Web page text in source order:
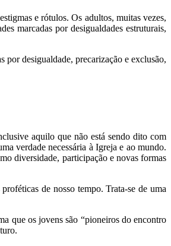
e rótulos. Os adultos, muitas vezes,
marcadas por desigualdades estruturais,
por desigualdade, precarização e exclusão,
aquilo que não está sendo dito com
verdade necessária à Igreja e ao mundo.
diversidade, participação e novas formas
de nosso tempo. Trata-se de uma
que os jovens são “pioneiros do encontro